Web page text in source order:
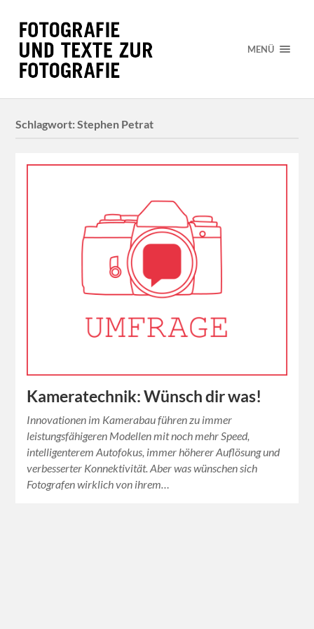
MENÜ
Schlagwort:Stephen Petrat
Kameratechnik: Wünsch dir was!
Innovationen im Kamerabau führen zu immer
leistungsfähigeren Modellen mit noch mehr Speed,
intelligenterem Autofokus, immer höherer Auflösung und
verbesserter Konnektivität. Aber was wünschen sich
Fotografen wirklich von ihrem…